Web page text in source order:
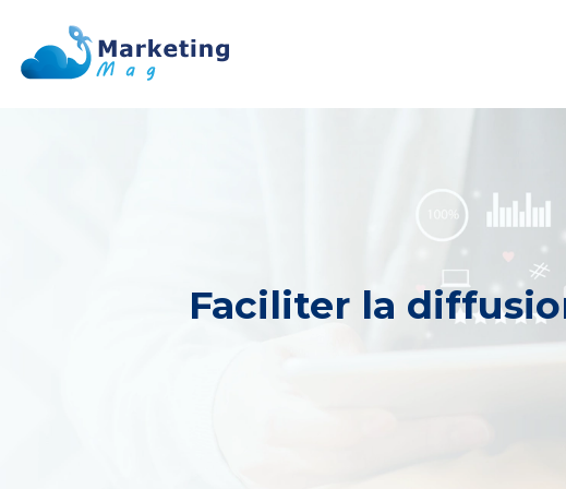
Faciliter la